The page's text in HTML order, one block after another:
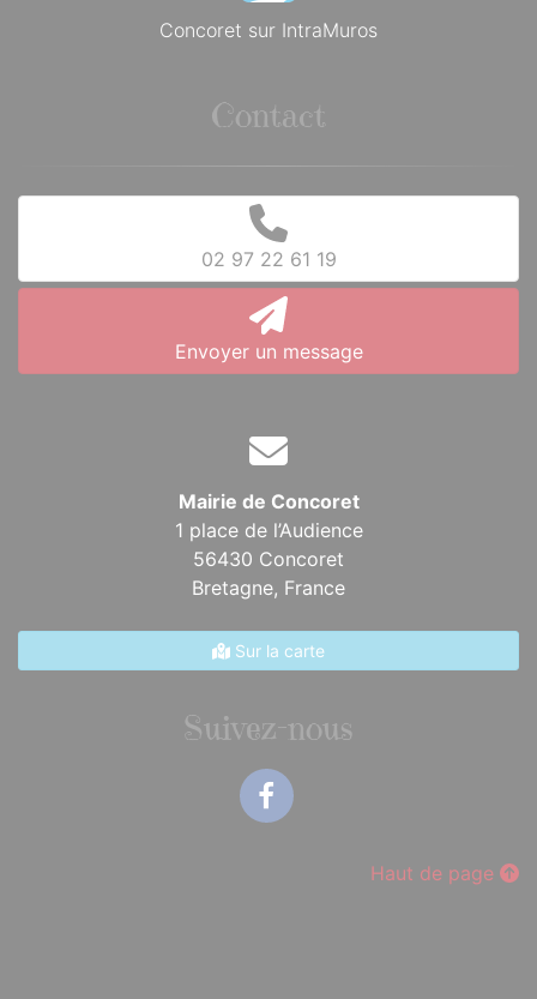
Concoret sur IntraMuros
Contact
02 97 22 61 19
Envoyer un message
Mairie de Concoret
1 place de l’Audience
56430 Concoret
Bretagne, France
Sur la carte
Suivez-nous
Haut de page